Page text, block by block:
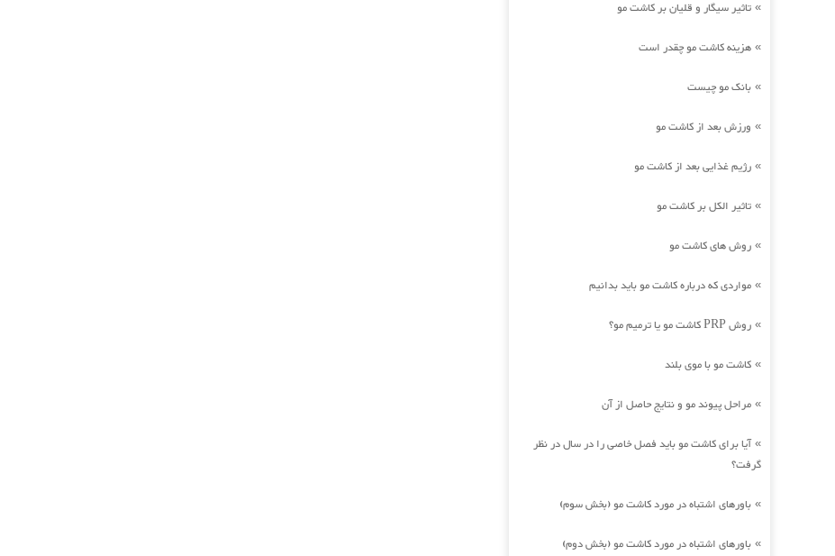
» تاثیر سیگار و قلیان بر کاشت مو
» هزینه کاشت مو چقدر است
» بانک مو چیست
» ورزش بعد از کاشت مو
» رژیم غذایی بعد از کاشت مو
» تاثیر الکل بر کاشت مو
» روش های کاشت مو
» مواردی که درباره کاشت مو باید بدانیم
» روش PRP کاشت مو یا ترمیم مو؟
» کاشت مو با موی بلند
» مراحل پیوند مو و نتایج حاصل از آن
»آیا برای کاشت مو باید فصل خاصی را در سال در نظر
گرفت؟
» باورهای اشتباه در مورد کاشت مو (بخش سوم)
» باورهای اشتباه در مورد کاشت مو (بخش دوم)